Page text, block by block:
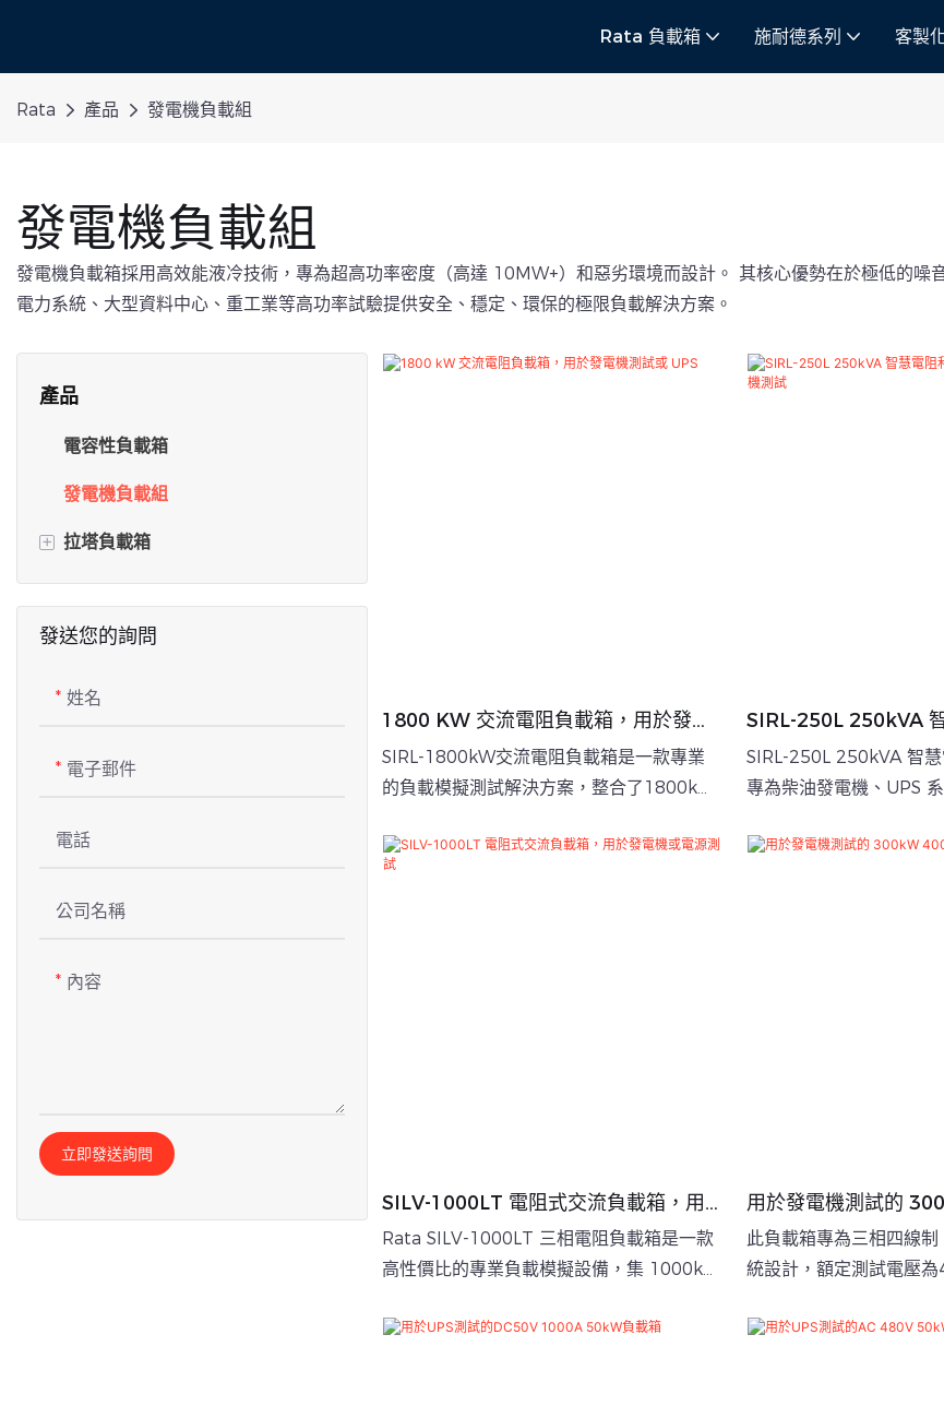
Rata 負載箱 施耐德系列 客製
Rata 產品 發電機負載組
發電機負載組
發電機負載箱採用高效能液冷技術，專為超高功率密度（高達 10MW+）和惡劣環境而設計。 其核心優勢在於極低的噪
電力系統、大型資料中心、重工業等高功率試驗提供安全、穩定、環保的極限負載解決方案。
產品
電容性負載箱
發電機負載組
+ 拉塔負載箱
直流負載箱
電池放電器
電感器
風冷電阻器
水冷式電感器
高壓電阻負載箱
貨櫃裝載箱
發送您的詢問
姓名
電子郵件
電話
公司名稱
內容
立即發送詢問
1800 KW 交流電阻負載箱，用於發電
機測試或 UPS
SIRL-1800kW交流電阻負載箱是一款專業
的負載模擬測試解決方案，整合了1800kW
熱、智慧管理和綜合保護功能。它廣泛應用
SIRL-250L 250kVA
載箱，用於發電機測試
SIRL-250L 250kVA 智
專為柴油發電機、UPS
SILV-1000LT 電阻式交流負載箱，用
於發電機或電源測試
Rata SILV-1000LT 三相電阻負載箱是一款
高性價比的專業負載模擬設備，集 1000kW
和多層安全保護於一體，並採用垂直緊湊型
用於發電機測試的
式交流負載組
此負載箱專為三相四線
統設計，額定測試電壓
發電機組、UPS電源和其